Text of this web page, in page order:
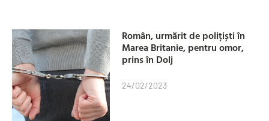
Român, urmărit de polițiști în
Marea Britanie, pentru omor,
prins în Dolj
24/02/2023